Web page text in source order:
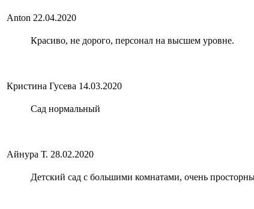
Anton 22.04.2020
Красиво, не дорого, персонал на высшем уровне.
Кристина Гусева 14.03.2020
Сад нормальный
Айнура Т. 28.02.2020
Детский сад с большими комнатами, очень